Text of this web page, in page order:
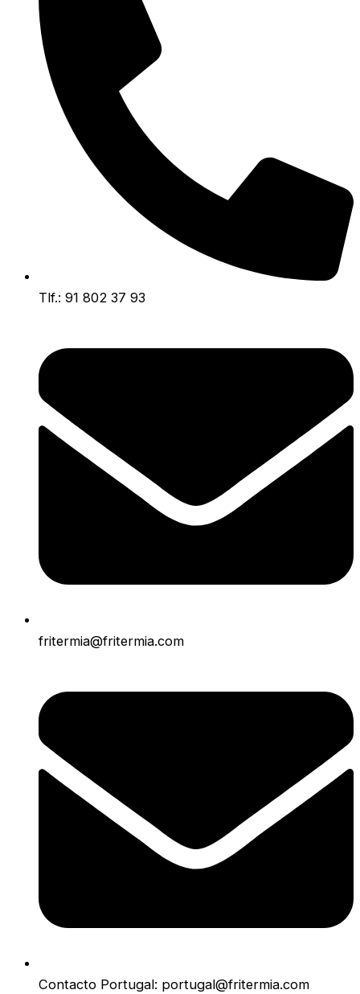
Tlf.: 91 802 37 93
fritermia@fritermia.com
Contacto Portugal: portugal@fritermia.com